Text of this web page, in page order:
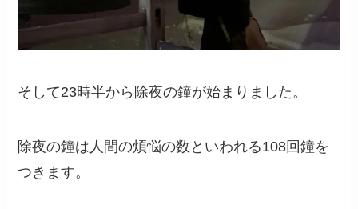
そして23時半から除夜の鐘が始まりました。
除夜の鐘は人間の煩悩の数といわれる108回鐘を
つきます。